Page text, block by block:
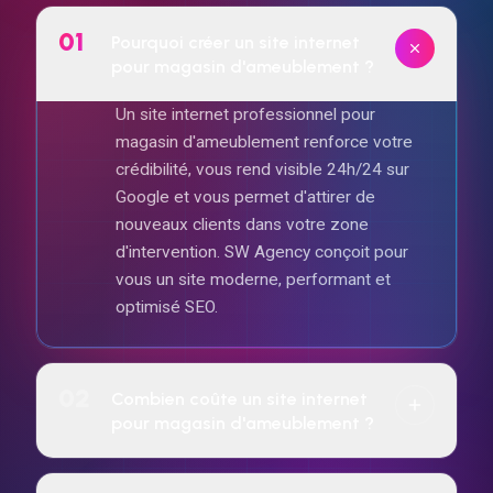
01
Un site internet professionnel pour
magasin d'ameublement renforce votre
crédibilité, vous rend visible 24h/24 sur
Google et vous permet d'attirer de
nouveaux clients dans votre zone
d'intervention. SW Agency conçoit pour
vous un site moderne, performant et
optimisé SEO.
Le tarif dépend de la complexité du projet